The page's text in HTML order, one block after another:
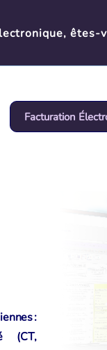
êtes-
Facturation
:
(CT,